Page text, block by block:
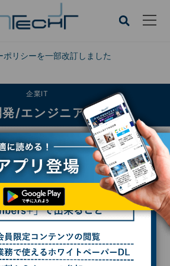
ポリシーを一部改訂しました
CLOSE
企業IT
発/エンジニア
ンジニア
トのモダンでオープンなシェル言語
ング言語
クロソフトのモダンでオー